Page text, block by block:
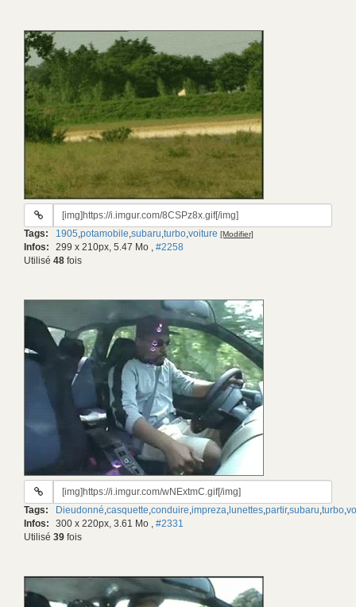
URL
gif:
Tags: 1905,potamobile,subaru,turbo,voiture [Modifier]
Infos: 299 x 210px, 5.47 Mo , #2258
Utilisé 48 fois
URL
gif:
Tags: Dieudonné,casquette,conduire,impreza, lunettes,partir,subaru,turbo,
Infos:
300 x 220px, 3.61 Mo , #2331
Utilisé 39 fois